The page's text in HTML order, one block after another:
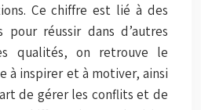
Ce chiffre est lié à des
pour réussir dans d’autres
qualités, on retrouve le
à inspirer et à motiver, ainsi
de gérer les conflits et de